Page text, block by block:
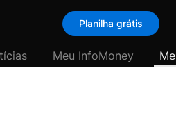
Planilha grátis
Meu InfoMoney